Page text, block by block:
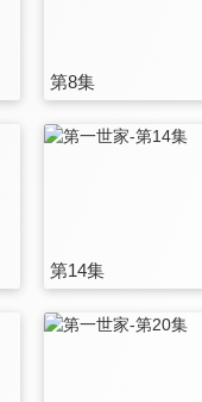
第8集
第14集